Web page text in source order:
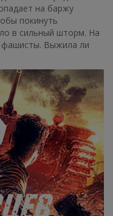
на баржу
покинуть
в сильный шторм. На
фашисты. Выжила ли